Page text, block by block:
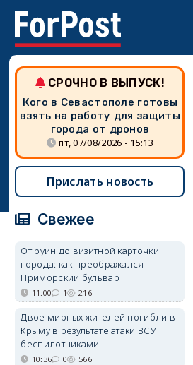
СРОЧНО В ВЫПУСК!
Кого в Севастополе готовы
взять на работу для защиты
города от дронов
пт, 07/08/2026 - 15:13
Прислать новость
Свежее
От руин до визитной карточки
города: как преображался
Приморский бульвар
11:00 1 216
Двое мирных жителей погибли в
Крыму в результате атаки ВСУ
беспилотниками
10:36 0 566